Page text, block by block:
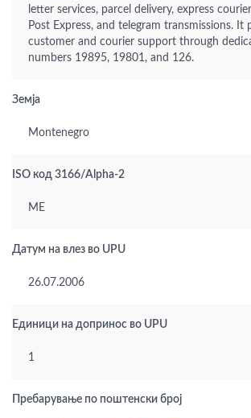
letter services, parcel delivery, express
Post Express, and telegram transmissions. It
customer and courier support through
numbers 19895, 19801, and 126.
Земја
Montenegro
ISO код 3166/Alpha-2
ME
Датум на влез во UPU
26.07.2006
Единици на допринос во UPU
1
Пребарување по поштенски број